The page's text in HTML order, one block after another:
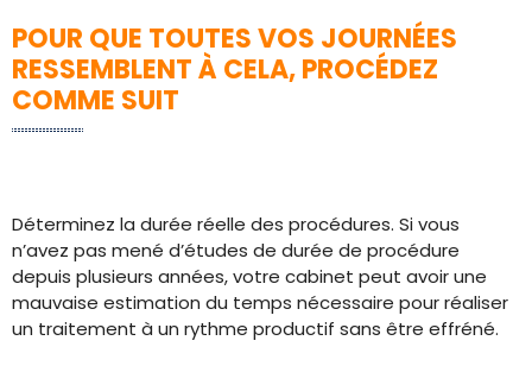
POUR QUE TOUTES VOS JOURNÉES
RESSEMBLENT À CELA, PROCÉDEZ
COMME SUIT
Déterminez la durée réelle des procédures. Si vous
n’avez pas mené d’études de durée de procédure
depuis plusieurs années, votre cabinet peut avoir une
mauvaise estimation du temps nécessaire pour réaliser
un traitement à un rythme productif sans être effréné.